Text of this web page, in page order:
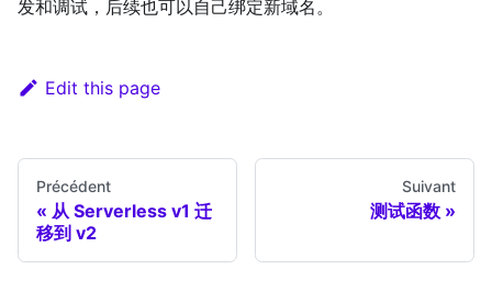
发和调试，后续也可以自己绑定新域名。
Edit this page
Précédent
从 Serverless v1 迁
移到 v2
Suivant
测试函数